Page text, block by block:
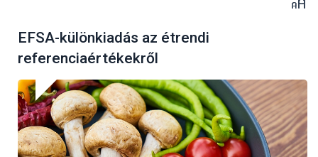
EFSA-különkiadás az étrendi
referenciaértékekről